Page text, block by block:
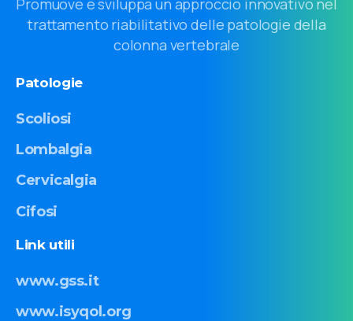
Promuove e sviluppa un approccio innovativo nel
trattamento riabilitativo delle patologie della
colonna vertebrale
Patologie
Scoliosi
Lombalgia
Cervicalgia
Cifosi
Link utili
www.gss.it
www.isyqol.org